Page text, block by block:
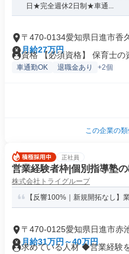
日★完全週休2日制★車通...
〒470-0134愛知県日進市香
月給27万円
資格 【必須資格】 保育士の
車通勤OK 退職金あり +2個
この企業の
正社員
営業経験者枠|個別指導塾
株式会社トライグループ
【反響100%｜新規開拓なし
〒470-0125愛知県日進市赤
月給31万円～40万円
求めている人材 ◆営業経験